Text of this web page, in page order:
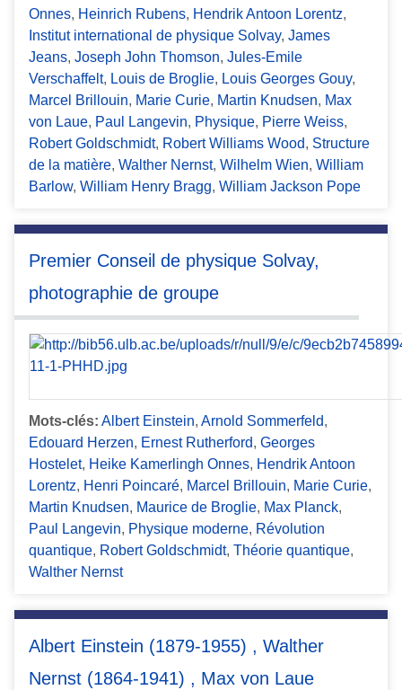
Onnes, Heinrich Rubens, Hendrik Antoon Lorentz,
Institut international de physique Solvay, James
Jeans, Joseph John Thomson, Jules-Emile
Verschaffelt, Louis de Broglie, Louis Georges Gouy,
Marcel Brillouin, Marie Curie, Martin Knudsen, Max
von Laue, Paul Langevin, Physique, Pierre Weiss,
Robert Goldschmidt, Robert Williams Wood, Structure
de la matière, Walther Nernst, Wilhelm Wien, William
Barlow, William Henry Bragg, William Jackson Pope
Premier Conseil de physique Solvay,
photographie de groupe
Mots-clés: Albert Einstein, Arnold Sommerfeld,
Edouard Herzen, Ernest Rutherford, Georges
Hostelet, Heike Kamerlingh Onnes, Hendrik Antoon
Lorentz, Henri Poincaré, Marcel Brillouin, Marie Curie,
Martin Knudsen, Maurice de Broglie, Max Planck,
Paul Langevin, Physique moderne, Révolution
quantique, Robert Goldschmidt, Théorie quantique,
Walther Nernst
Albert Einstein (1879-1955) , Walther
Nernst (1864-1941) , Max von Laue